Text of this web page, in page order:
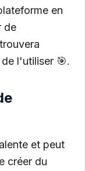
en
de
l'utiliser 🎯.
et peut
créer du